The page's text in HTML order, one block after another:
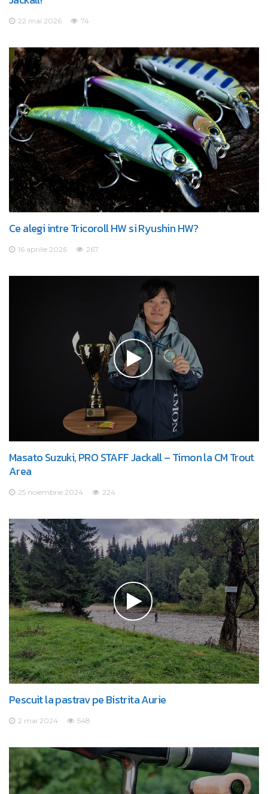
22 mai 2026 74
Ce alegi intre Tricoroll HW si Ryushin HW?
16 aprilie 2026 267
Masato Suzuki, PRO STAFF Jackall – Timon la CM Trout
Area
25 noiembrie 2024 224
Pescuit la pastrav pe Bistrita Aurie
2 mai 2024 548